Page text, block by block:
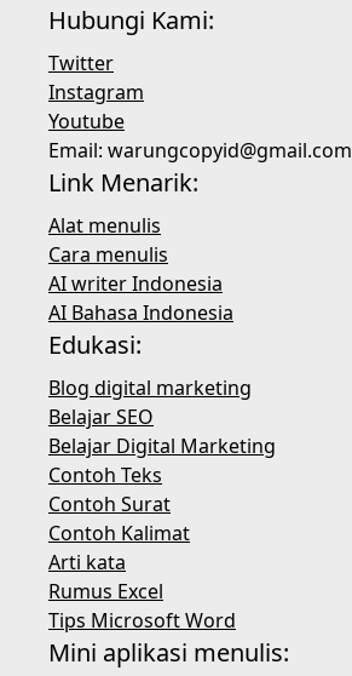
Hubungi Kami:
Twitter
Instagram
Youtube
Email: warungcopyid@gmail.com
Link Menarik:
Alat menulis
Cara menulis
AI writer Indonesia
AI Bahasa Indonesia
Edukasi:
Blog digital marketing
Belajar SEO
Belajar Digital Marketing
Contoh Teks
Contoh Surat
Contoh Kalimat
Arti kata
Rumus Excel
Tips Microsoft Word
Mini aplikasi menulis: